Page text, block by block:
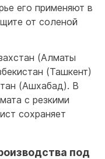
его применяют в
от соленой
(Алматы
(Ташкент)
(Ашхабад). В
с резкими
сохраняет
под